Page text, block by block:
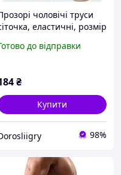
чоловічі труси
еластичні, розмір
до відправки
₴
Купити
98%